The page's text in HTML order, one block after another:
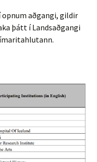
aðgangi, gildir
þátt í Landsaðgangi